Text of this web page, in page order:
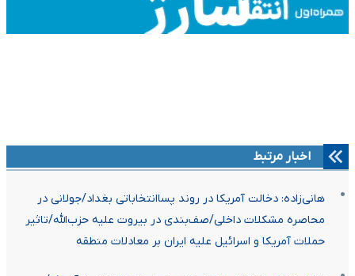
اخبار مرتبط
هانی‌زاده: دخالت آمریکا در روند پساانتخاباتی بغداد/جولانی در
محاصره مشکلات داخلی/صف‌بندی در بیروت علیه حزب‌الله/تاثیر
حملات آمریکا و اسرائیل علیه ایران بر معادلات منطقه